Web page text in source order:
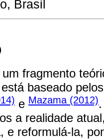
Brasil
fragmento
baseado
e Mazama (2012)
a realidade
e reformulá-la,